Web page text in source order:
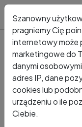
Kto dzwonił?
+48
Szanowny
pragniemy Cię
internetowy może
marketingowe do
danymi
adres IP, dane
cookies lub
urządzeniu o ile
Ciebie.